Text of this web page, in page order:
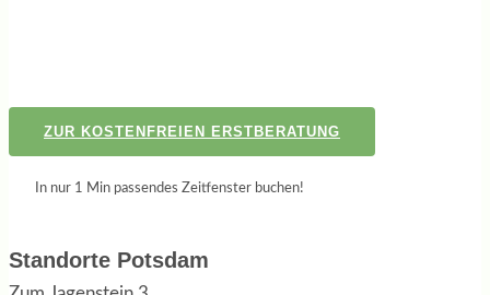
ZUR KOSTENFREIEN ERSTBERATUNG
In nur 1 Min passendes Zeitfenster buchen!
Standorte Potsdam